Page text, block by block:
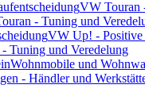
VW Touran
- Tuning und
VW Up! - Positive
Tuning und Veredelung
Wohnmobile und
- Händler und